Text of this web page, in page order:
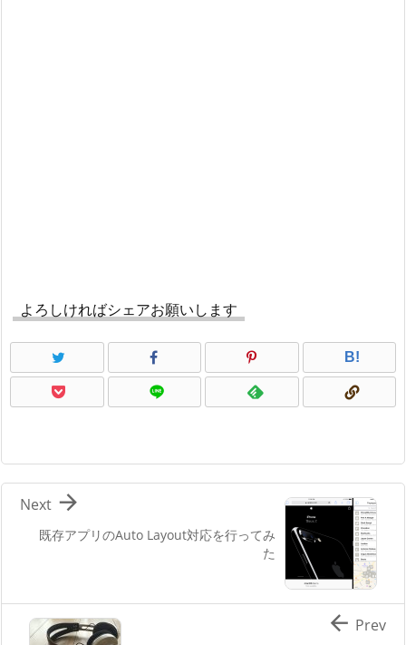
よろしければシェアお願いします
B!
既存アプリのAuto Layout対応を行ってみ
た

Next
 Prev